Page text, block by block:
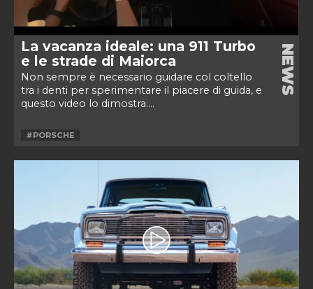
La vacanza ideale: una 911 Turbo
e le strade di Maiorca
Non sempre è necessario guidare col coltello
tra i denti per sperimentare il piacere di guida, e
questo video lo dimostra....
NEWS
#PORSCHE